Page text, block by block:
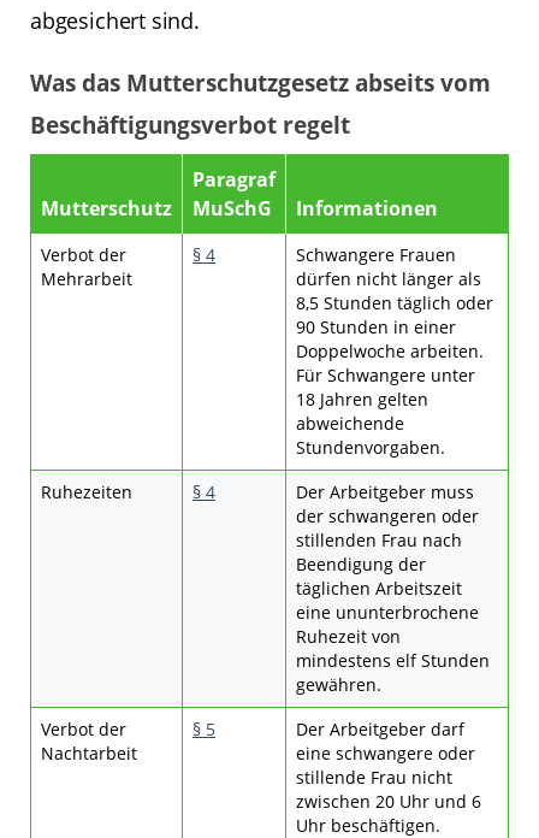
abgesichert sind.
Was das Mutterschutzgesetz abseits vom
Beschäftigungsverbot regelt
Mutterschutz
Paragraf
MuSchG
Informationen
Verbot der
Mehrarbeit
§ 4
Schwangere Frauen
dürfen nicht länger als
8,5 Stunden täglich oder
90 Stunden in einer
Doppelwoche arbeiten.
Für Schwangere unter
18 Jahren gelten
abweichende
Stundenvorgaben.
Ruhezeiten
§ 4
Der Arbeitgeber muss
der schwangeren oder
stillenden Frau nach
Beendigung der
täglichen Arbeitszeit
eine ununterbrochene
Ruhezeit von
mindestens elf Stunden
gewähren.
Verbot der
Nachtarbeit
§ 5
Der Arbeitgeber darf
eine schwangere oder
stillende Frau nicht
zwischen 20 Uhr und 6
Uhr beschäftigen.